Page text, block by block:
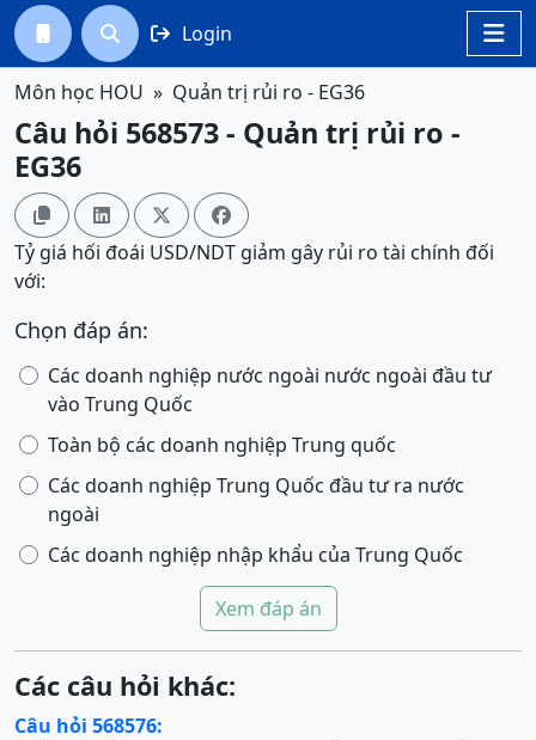

  Login
Môn học HOU Quản trị rủi ro - EG36
Câu hỏi 568573 - Quản trị rủi ro -
EG36
   
Tỷ giá hối đoái USD/NDT giảm gây rủi ro tài chính đối
với:
Chọn đáp án:
Các doanh nghiệp nước ngoài nước ngoài đầu tư
vào Trung Quốc
Toàn bộ các doanh nghiệp Trung quốc
Các doanh nghiệp Trung Quốc đầu tư ra nước
ngoài
Các doanh nghiệp nhập khẩu của Trung Quốc
Xem đáp án
Các câu hỏi khác:
Câu hỏi 568576: